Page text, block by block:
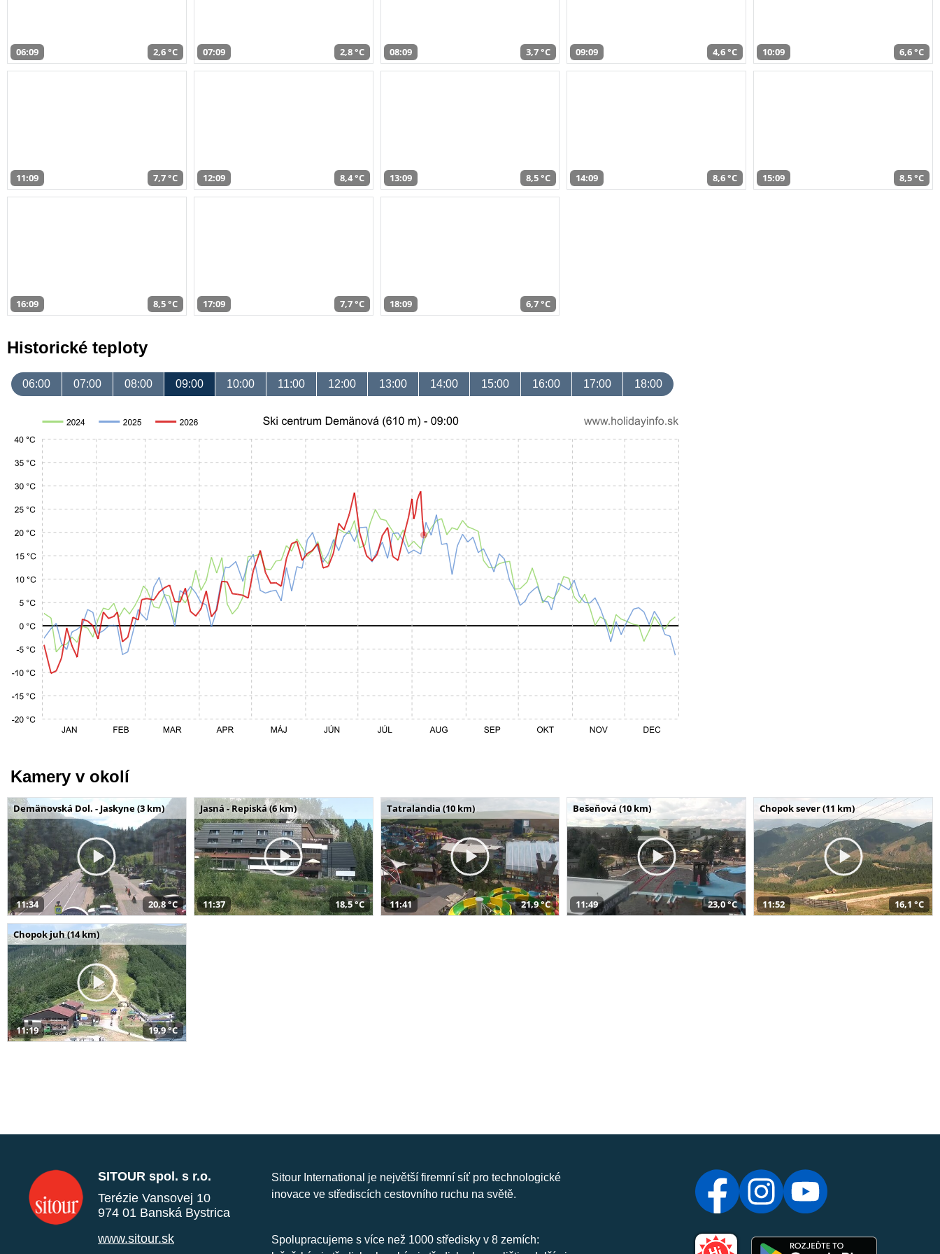
06:09 2,6 °C 07:09 2,8 °C 08:09 3,7 °C 09:09 4,6 °C 10:09 6,6 °C
11:09 7,7 °C 12:09 8,4 °C 13:09 8,5 °C 14:09 8,6 °C 15:09 8,5 °C
16:09 8,5 °C 17:09 7,7 °C 18:09 6,7 °C
Historické teploty
06:00 07:00 08:00 09:00 10:00 11:00 12:00 13:00 14:00 15:00 16:00 17:00 18:00
Kamery v okolí
Demänovská Dol. - Jaskyne (3 km)
11:34 20,8 °C
Jasná - Repiská (6 km)
11:37 18,5 °C
Tatralandia (10 km)
11:41 21,9 °C
Bešeňová (10 km)
11:49 23,0 °C
Chopok sever (11 km)
11:52 16,1 °C
Chopok juh (14 km)
11:19 19,9 °C
SITOUR spol. s r.o.
Terézie Vansovej 10
974 01 Banská Bystrica
www.sitour.sk
Sitour International je největší firemní síť pro technologické
inovace ve střediscích cestovního ruchu na světě.
Spolupracujeme s více než 1000 středisky v 8 zemích: